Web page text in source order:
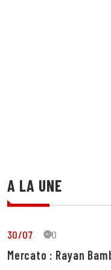
A LA UNE
30/07 30
Mercato : Rayan